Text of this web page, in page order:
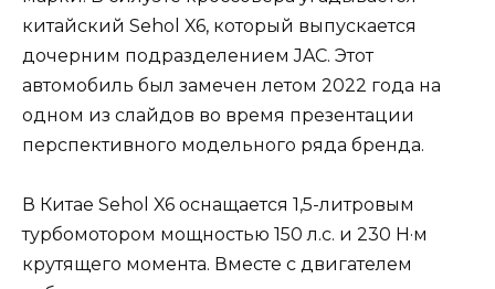
китайский Sehol X6, который выпускается
дочерним подразделением JAC. Этот
автомобиль был замечен летом 2022 года на
одном из слайдов во время презентации
перспективного модельного ряда бренда.
В Китае Sehol X6 оснащается 1,5-литровым
турбомотором мощностью 150 л.с. и 230 Н·м
крутящего момента. Вместе с двигателем